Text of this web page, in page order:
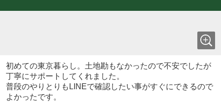
初めての東京暮らし。土地勘もなかったので不安でしたが
丁寧にサポートしてくれました。
普段のやりとりもLINEで確認したい事がすぐにできるので
よかったです。